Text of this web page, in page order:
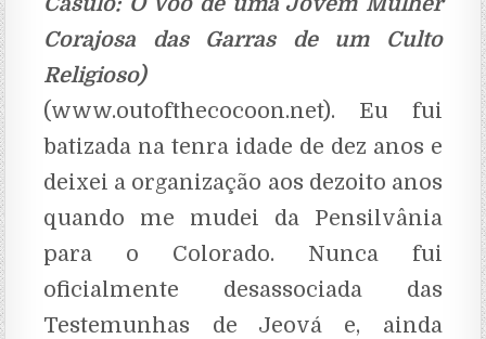
Corajosa das Garras de um Culto
Religioso)
(www.outofthecocoon.net). Eu fui
batizada na tenra idade de dez anos e
deixei a organização aos dezoito anos
quando me mudei da Pensilvânia
para o Colorado. Nunca fui
oficialmente desassociada das
Testemunhas de Jeová e, ainda